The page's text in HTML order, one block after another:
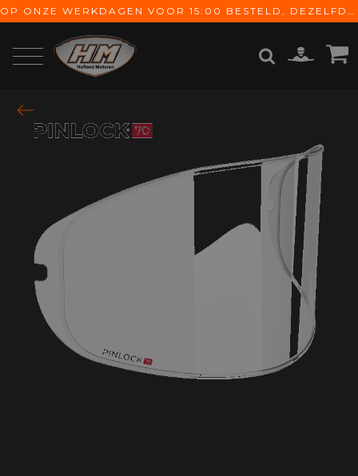
OP ONZE WERKDAGEN VOOR 15:00 BESTELD, DEZELFDE DAG VERZONDEN! GRATIS VERZENDING VANAF € 65,-